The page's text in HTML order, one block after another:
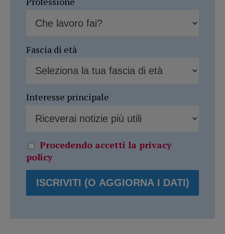
Fascia di età
Interesse principale
Procedendo accetti la privacy
policy